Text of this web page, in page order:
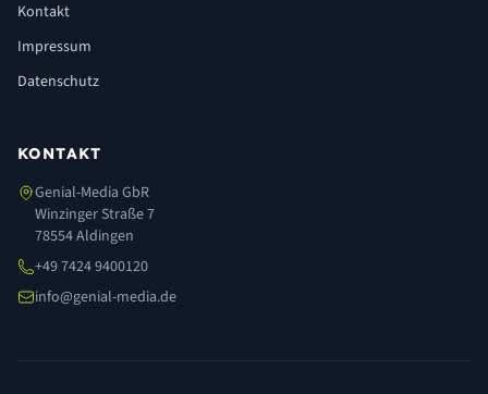
Kontakt
Impressum
Datenschutz
KONTAKT
Genial-Media GbR
Winzinger Straße 7
78554 Aldingen
+49 7424 9400120
info@genial-media.de